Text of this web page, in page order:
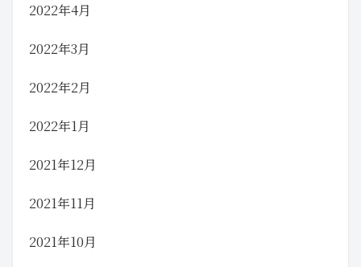
2022年4月
2022年3月
2022年2月
2022年1月
2021年12月
2021年11月
2021年10月